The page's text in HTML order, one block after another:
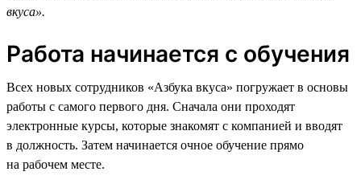
вкуса».
Работа начинается с обучения
Всех новых сотрудников «Азбука вкуса» погружает в основы
работы с самого первого дня. Сначала они проходят
электронные курсы, которые знакомят с компанией и вводят
в должность. Затем начинается очное обучение прямо
на рабочем месте.